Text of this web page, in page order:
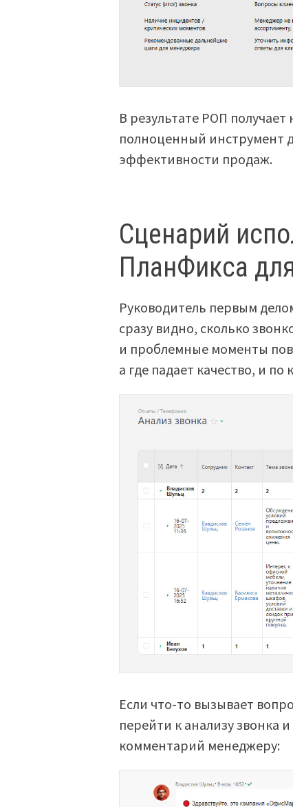
В результате РОП получает
полноценный инструмент
эффективности продаж.
Сценарий
ПланФикса
Руководитель первым
сразу видно, сколько
и проблемные моменты
а где падает качество, и
Если что-то вызывает
перейти к анализу звонка
комментарий менеджеру: